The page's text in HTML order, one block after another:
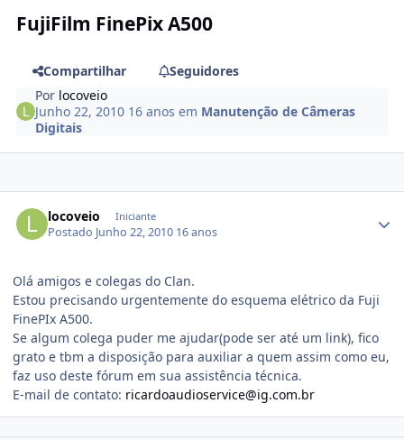
FujiFilm FinePix A500
Compartilhar
Seguidores
Por locoveio
Junho 22, 2010 16 anos em Manutenção de Câmeras
Digitais
locoveio Iniciante
Postado Junho 22, 2010 16 anos
Olá amigos e colegas do Clan.
Estou precisando urgentemente do esquema elétrico da Fuji
FinePIx A500.
Se algum colega puder me ajudar(pode ser até um link), fico
grato e tbm a disposição para auxiliar a quem assim como eu,
faz uso deste fórum em sua assistência técnica.
E-mail de contato: ricardoaudioservice@ig.com.br